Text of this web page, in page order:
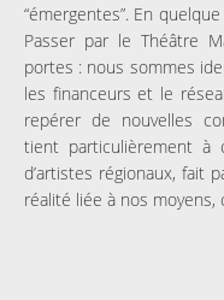
“émergentes”. En
Passer par le Théâtre
portes : nous sommes
les financeurs et le
repérer de nouvelles
tient particulièrement à
d’artistes régionaux, fait
réalité liée à nos